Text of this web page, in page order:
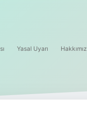
Yasal Uyarı